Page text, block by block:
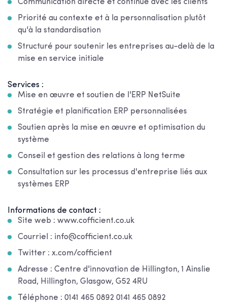
Communication directe et continue avec les clients
Priorité au contexte et à la personnalisation plutôt
qu'à la standardisation
Structuré pour soutenir les entreprises au-delà de la
mise en service initiale
Services :
Mise en œuvre et soutien de l'ERP NetSuite
Stratégie et planification ERP personnalisées
Soutien après la mise en œuvre et optimisation du
système
Conseil et gestion des relations à long terme
Consultation sur les processus d'entreprise liés aux
systèmes ERP
Informations de contact :
Site web : www.cofficient.co.uk
Courriel : info@cofficient.co.uk
Twitter : x.com/cofficient
Adresse : Centre d'innovation de Hillington, 1 Ainslie
Road, Hillington, Glasgow, G52 4RU
Téléphone : 0141 465 0892 0141 465 0892